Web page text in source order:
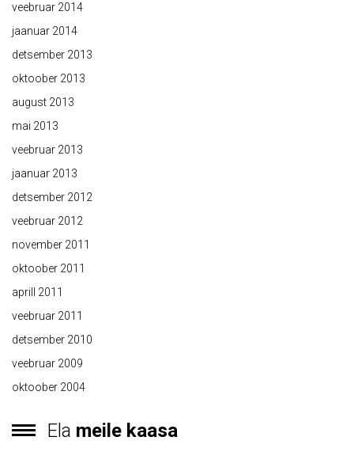
veebruar 2014
jaanuar 2014
detsember 2013
oktoober 2013
august 2013
mai 2013
veebruar 2013
jaanuar 2013
detsember 2012
veebruar 2012
november 2011
oktoober 2011
aprill 2011
veebruar 2011
detsember 2010
veebruar 2009
oktoober 2004
Ela meile kaasa